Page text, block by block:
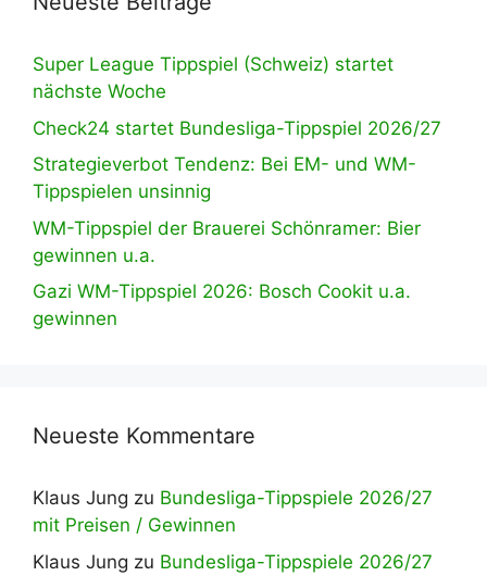
Super League Tippspiel (Schweiz) startet
nächste Woche
Check24 startet Bundesliga-Tippspiel 2026/27
Strategieverbot Tendenz: Bei EM- und WM-
Tippspielen unsinnig
WM-Tippspiel der Brauerei Schönramer: Bier
gewinnen u.a.
Gazi WM-Tippspiel 2026: Bosch Cookit u.a.
gewinnen
Neueste Kommentare
Klaus Jung zu Bundesliga-Tippspiele 2026/27
mit Preisen / Gewinnen
Klaus Jung zu Bundesliga-Tippspiele 2026/27